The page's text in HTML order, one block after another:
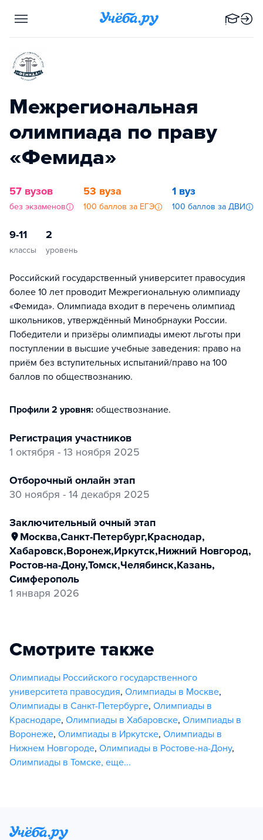
Межрегиональная
олимпиада по праву
«Фемида»
57 вузов
без экзаменов
53 вуза
100 баллов за ЕГЭ
1 вуз
100 баллов за ДВИ
9-11
классы
2
уровень
Российский государственный университет правосудия
более 10 лет проводит Межрегиональную олимпиаду
«Фемида». Олимпиада входит в перечень олимпиад
школьников, утверждённый Минобрнауки России.
Победители и призёры олимпиады имеют льготы при
поступлении в высшие учебные заведения: право на
приём без вступительных испытаний/право на 100
баллов по обществознанию.
Профили 2 уровня: обществознание.
регистрация участников
1 октября - 13 ноября 2025
отборочный онлайн этап
30 ноября - 14 декабря 2025
заключительный очный этап
Москва,Санкт-Петербург,Краснодар,
Хабаровск,Воронеж,Иркутск,Нижний Новгород,
Ростов-на-Дону,Томск,Челябинск,Казань,
Симферополь
1 января 2026
Смотрите также
Олимпиады Российского государственного
университета правосудия, Олимпиады в Москве,
Олимпиады в Санкт-Петербурге, Олимпиады в
Краснодаре, Олимпиады в Хабаровске, Олимпиады в
Воронеже, Олимпиады в Иркутске, Олимпиады в
Нижнем Новгороде, Олимпиады в Ростове-на-Дону,
Олимпиады в Томске, еще...